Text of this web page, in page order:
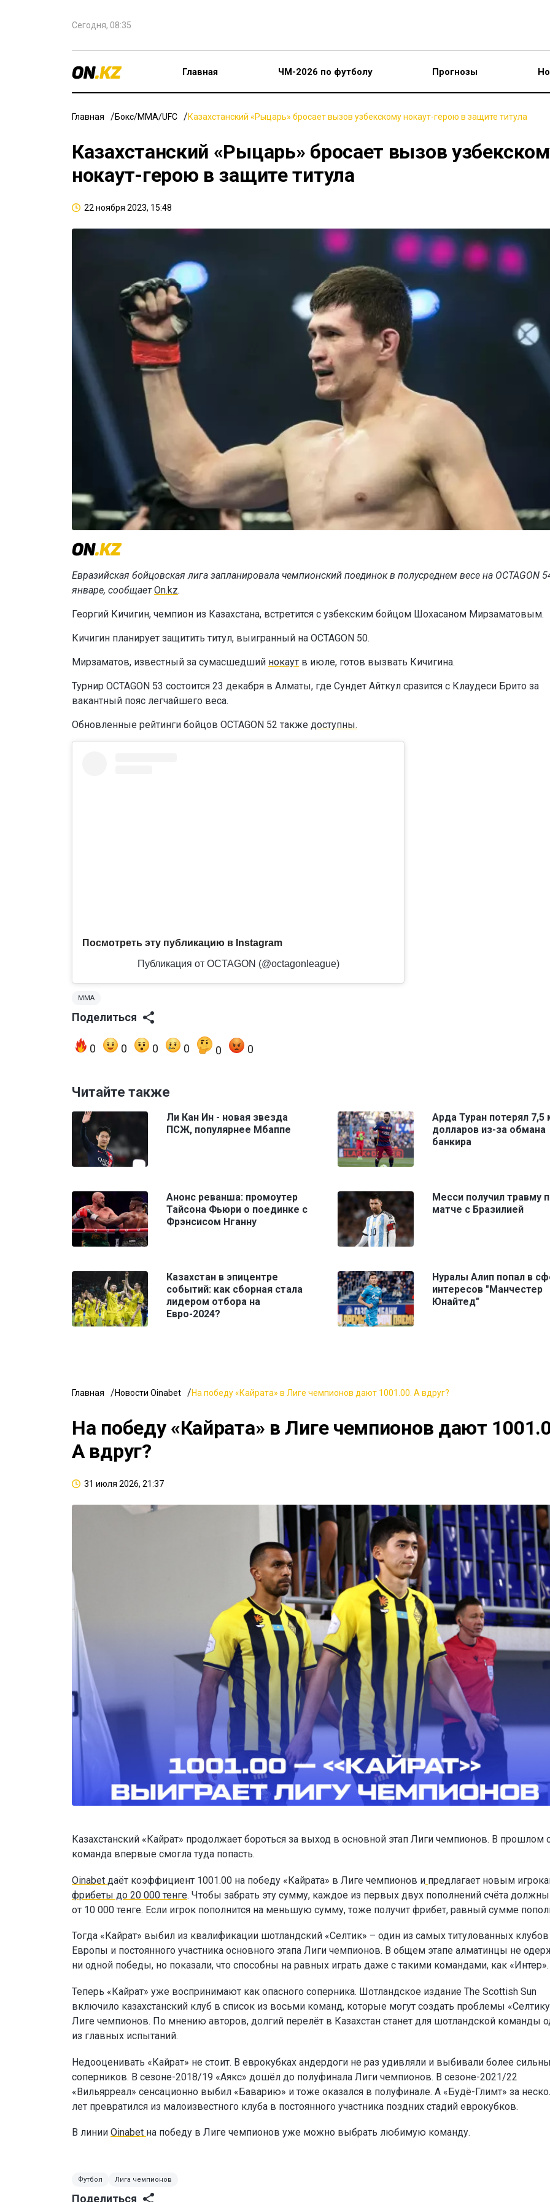
Сегодня, 08:35
Главная ЧМ-2026 по футболу Прогнозы
Главная Бокс/ММА/UFC Казахстанский «Рыцарь» бросает вызов узбекскому нокаут-герою в защите титула
Казахстанский «Рыцарь» бросает вызов
нокаут-герою в защите титула
22 ноября 2023, 15:48
Евразийская бойцовская лига запланировала чемпионский поединок в полусреднем весе на OCTAGON
январе, сообщаетOn.kz.
Георгий Кичигин, чемпион из Казахстана, встретится с узбекским бойцом Шохасаном Мирзаматовым.
Кичигин планирует защитить титул, выигранный на OCTAGON 50.
Мирзаматов, известный за сумасшедший нокаут в июле, готов вызвать Кичигина.
Турнир OCTAGON 53 состоится 23 декабря в Алматы, где Сундет Айткул сразится с Клаудеси Брито за
вакантный пояс легчайшего веса.
Обновленные рейтинги бойцов OCTAGON 52 также доступны.
Посмотреть эту публикацию в Instagram
Публикация от OCTAGON (@octagonleague)
MMA
Поделиться
0 0 0 0 0 0
Читайте также
Ли Кан Ин - новая звезда
ПСЖ, популярнее Мбаппе
Арда Туран потерял 7,5
долларов из-за обмана
банкира
Анонс реванша: промоутер
Тайсона Фьюри о поединке с
Фрэнсисом Нганну
Месси получил травму
матче с Бразилией
Казахстан в эпицентре
событий: как сборная стала
лидером отбора на
Евро-2024?
Нуралы Алип попал в
интересов "Манчестер
Юнайтед"
Главная Новости Oinabet На победу «Кайрата» в Лиге чемпионов дают 1001.00. А вдруг?
На победу «Кайрата» в Лиге чемпионов дают
А вдруг?
31 июля 2026, 21:37
Казахстанский «Кайрат» продолжает бороться за выход в основной этап Лиги чемпионов. В прошлом
команда впервые смогла туда попасть.
Oinabet даёт коэффициент 1001.00 на победу «Кайрата» в Лиге чемпионов и предлагает новым
фрибеты до 20 000 тенге. Чтобы забрать эту сумму, каждое из первых двух пополнений счёта
от 10 000 тенге. Если игрок пополнится на меньшую сумму, тоже получит фрибет, равный сумме
Тогда «Кайрат» выбил из квалификации шотландский «Селтик» – один из самых титулованных клубов
Европы и постоянного участника основного этапа Лиги чемпионов. В общем этапе алматинцы не
ни одной победы, но показали, что способны на равных играть даже с такими командами, как «Интер».
Теперь «Кайрат» уже воспринимают как опасного соперника. Шотландское издание The Scottish Sun
включило казахстанский клуб в список из восьми команд, которые могут создать проблемы
Лиге чемпионов. По мнению авторов, долгий перелёт в Казахстан станет для шотландской команды
из главных испытаний.
Недооценивать «Кайрат» не стоит. В еврокубках андердоги не раз удивляли и выбивали более
соперников. В сезоне-2018/19 «Аякс» дошёл до полуфинала Лиги чемпионов. В сезоне-2021/22
«Вильярреал» сенсационно выбил «Баварию» и тоже оказался в полуфинале. А «Будё-Глимт» за
лет превратился из малоизвестного клуба в постоянного участника поздних стадий еврокубков.
В линии Oinabet на победу в Лиге чемпионов уже можно выбрать любимую команду.
Футбол Лига чемпионов
Поделиться